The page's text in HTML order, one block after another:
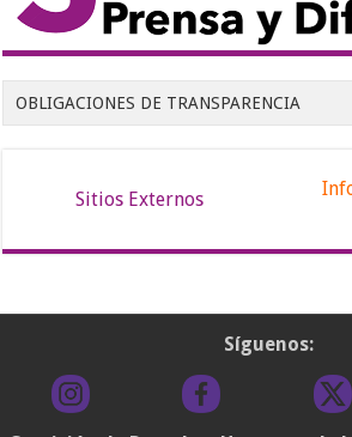
OBLIGACIONES DE TRANSPARENCIA
Sitios Externos
Síguenos: